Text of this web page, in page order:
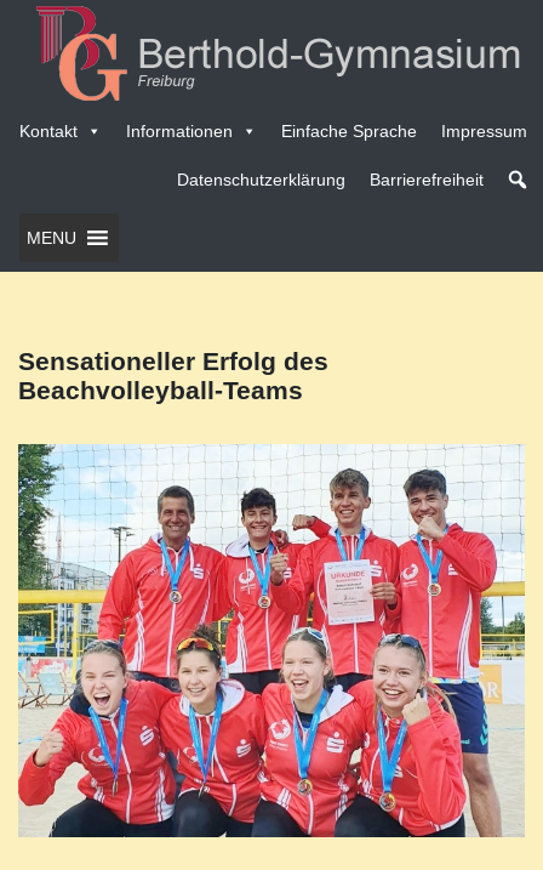
Kontakt Informationen Einfache Sprache Impressum
Datenschutzerklärung Barrierefreiheit
MENU
Sensationeller Erfolg des
Beachvolleyball-Teams